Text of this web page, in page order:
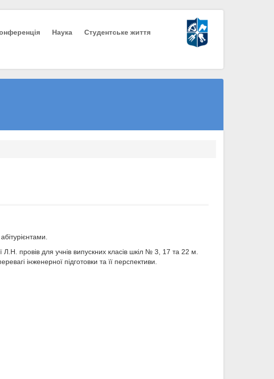
Наука Студентське життя
провів для учнів випускних класів шкіл № 3, 17 та 22 м.
інженерної підготовки та її перспективи.